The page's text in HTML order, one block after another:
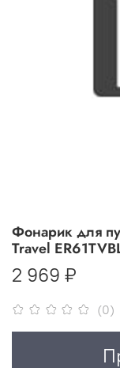
(0)
Фонарик для
Travel
2 969 ₽